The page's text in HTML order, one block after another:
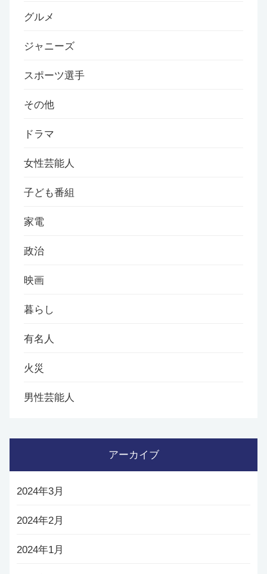
グルメ
ジャニーズ
スポーツ選手
その他
ドラマ
女性芸能人
子ども番組
家電
政治
映画
暮らし
有名人
火災
男性芸能人
アーカイブ
2024年3月
2024年2月
2024年1月